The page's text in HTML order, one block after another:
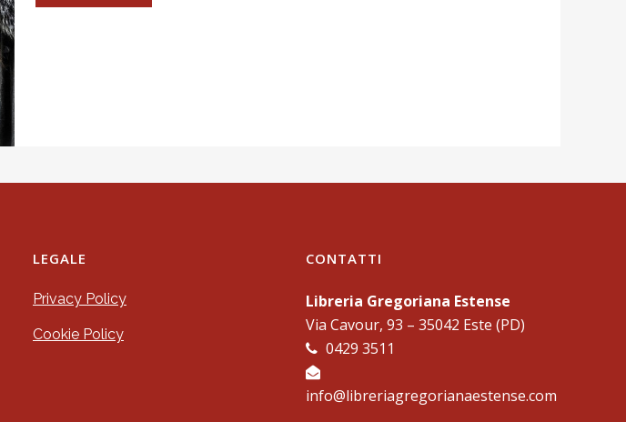
LEGALE
Privacy Policy
Cookie Policy
CONTATTI
Libreria Gregoriana Estense
Via Cavour, 93 – 35042 Este (PD)
0429 3511
info@libreriagregorianaestense.com